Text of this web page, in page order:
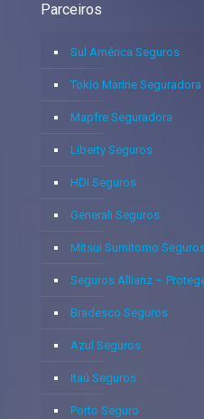
Parceiros
Sul América Seguros
Tokio Marine Seguradora
Mapfre Seguradora
Liberty Seguros
HDI Seguros
Generali Seguros
Mitsui Sumitomo
Seguros Allianz –
Bradesco Seguros
Azul Seguros
Itaú Seguros
Porto Seguro